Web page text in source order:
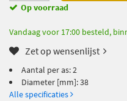
Op voorraad
Vandaag voor 17:00 besteld,
Zet op wensenlijst
Aantal per as: 2
Diameter [mm]: 38
Alle specificaties